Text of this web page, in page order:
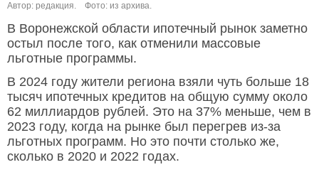
Автор: редакция.
Фото: из архива.
В Воронежской области ипотечный рынок заметно
остыл после того, как отменили массовые
льготные программы.
В 2024 году жители региона взяли чуть больше 18
тысяч ипотечных кредитов на общую сумму около
62 миллиардов рублей. Это на 37% меньше, чем в
2023 году, когда на рынке был перегрев из-за
льготных программ. Но это почти столько же,
сколько в 2020 и 2022 годах.